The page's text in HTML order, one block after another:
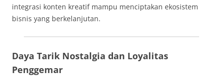
integrasi konten kreatif mampu menciptakan ekosistem
bisnis yang berkelanjutan.
Daya Tarik Nostalgia dan Loyalitas
Penggemar